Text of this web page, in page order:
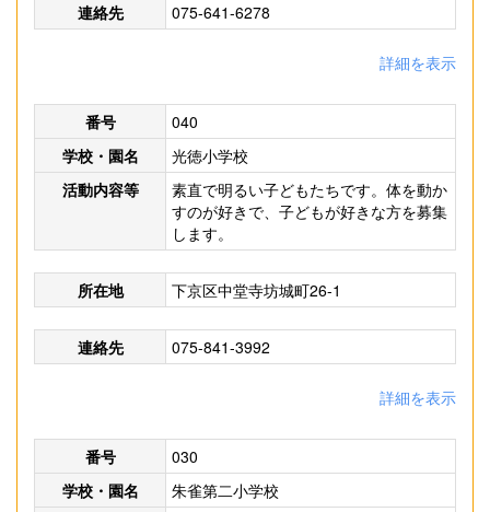
連絡先 075-641-6278
詳細を表示
番号
040
学校・園名
光徳小学校
活動内容等
素直で明るい子どもたちです。体を動か
すのが好きで、子どもが好きな方を募集
します。
所在地 下京区中堂寺坊城町26-1
連絡先 075-841-3992
詳細を表示
番号
030
学校・園名
朱雀第二小学校